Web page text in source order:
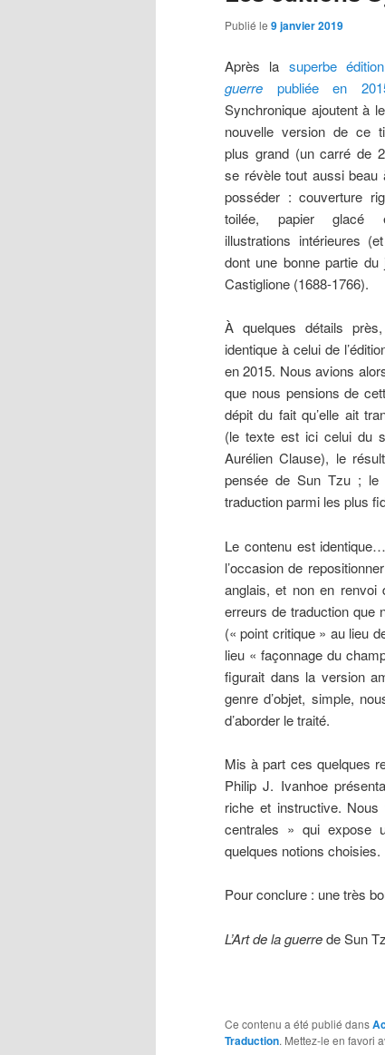
Publié le 9 janvier 2019
Après la superbe
guerre publiée en
Synchronique ajoutent à
nouvelle version de ce
plus grand (un carré de
se révèle tout aussi beau
posséder : couverture
toilée, papier glacé
illustrations intérieures
dont une bonne partie du
Castiglione (1688-1766).
À quelques détails
identique à celui de
en 2015. Nous avions
que nous pensions de
dépit du fait qu’elle ait
(le texte est ici celui du
Aurélien Clause), le
pensée de Sun Tzu ; le
traduction parmi les plus
Le contenu est
l’occasion de
anglais, et non en renvoi
erreurs de traduction que
(« point critique » au lieu
lieu « façonnage du
figurait dans la version
genre d’objet, simple,
d’aborder le traité.
Mis à part ces quelques
Philip J. Ivanhoe
riche et instructive.
centrales » qui expose
quelques notions choisies.
Pour conclure : une très
L’Art de la guerrede Sun
Ce contenu a été publié dans
Traduction. Mettez-le en favori